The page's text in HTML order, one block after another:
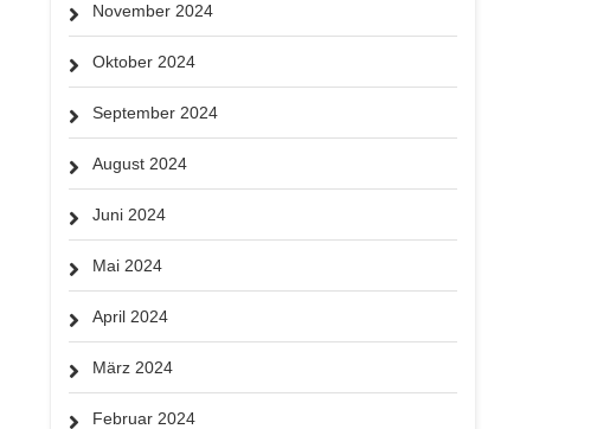
November 2024
Oktober 2024
September 2024
August 2024
Juni 2024
Mai 2024
April 2024
März 2024
Februar 2024